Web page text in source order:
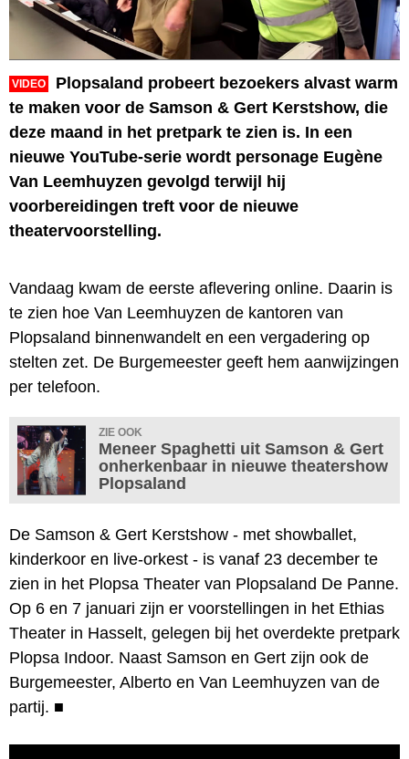
VIDEO
Plopsaland probeert bezoekers alvast warm
te maken voor de Samson & Gert Kerstshow, die
deze maand in het pretpark te zien is. In een
nieuwe YouTube-serie wordt personage Eugène
Van Leemhuyzen gevolgd terwijl hij
voorbereidingen treft voor de nieuwe
theatervoorstelling.
Vandaag kwam de eerste aflevering online. Daarin is
te zien hoe Van Leemhuyzen de kantoren van
Plopsaland binnenwandelt en een vergadering op
stelten zet. De Burgemeester geeft hem aanwijzingen
per telefoon.
ZIE OOK
Meneer Spaghetti uit Samson & Gert
onherkenbaar in nieuwe theatershow
Plopsaland
De Samson & Gert Kerstshow - met showballet,
kinderkoor en live-orkest - is vanaf 23 december te
zien in het Plopsa Theater van Plopsaland De Panne.
Op 6 en 7 januari zijn er voorstellingen in het Ethias
Theater in Hasselt, gelegen bij het overdekte pretpark
Plopsa Indoor. Naast Samson en Gert zijn ook de
Burgemeester, Alberto en Van Leemhuyzen van de
partij. ■